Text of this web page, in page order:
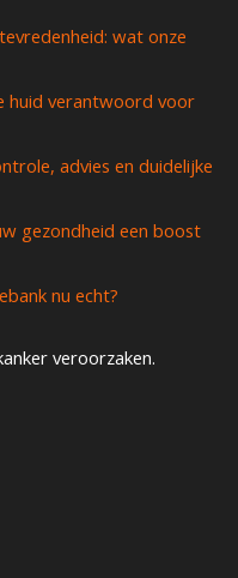
wat onze
huid verantwoord voor
advies en duidelijke
gezondheid een boost
nu echt?
veroorzaken.